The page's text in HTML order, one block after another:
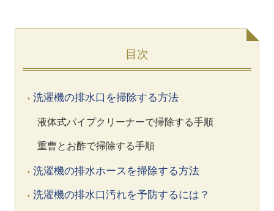
目次
洗濯機の排水口を掃除する方法
液体式パイプクリーナーで掃除する手順
重曹とお酢で掃除する手順
洗濯機の排水ホースを掃除する方法
洗濯機の排水口汚れを予防するには？